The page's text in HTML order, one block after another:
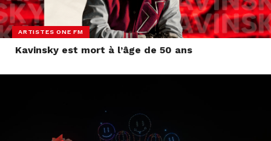
ARTISTES ONE FM
Kavinsky est mort à l’âge de 50 ans